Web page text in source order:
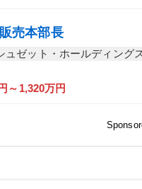
売本部長
ュゼット・ホールディング
～1,320万円